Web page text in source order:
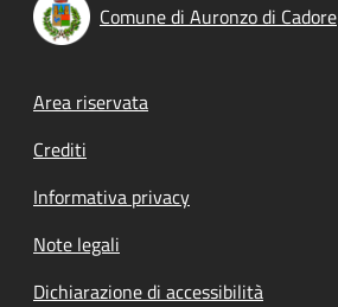
Comune di Auronzo di Cadore
Footer menu
Area riservata
Crediti
Informativa privacy
Note legali
Dichiarazione di accessibilità